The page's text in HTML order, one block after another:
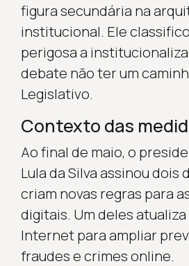
figura secundária na
institucional. Ele
perigosa a
debate não ter um
Legislativo.
Contexto das
Ao final de maio, o
Lula da Silva assinou dois
criam novas regras para
digitais. Um deles
Internet para ampliar
fraudes e crimes online.